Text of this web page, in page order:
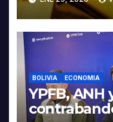
BOLIVIA ECONOMIA
YPFB,